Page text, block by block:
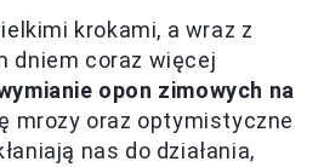
krokami, a wraz z
dniem coraz więcej
opon zimowych na
mrozy oraz optymistyczne
nas do działania,